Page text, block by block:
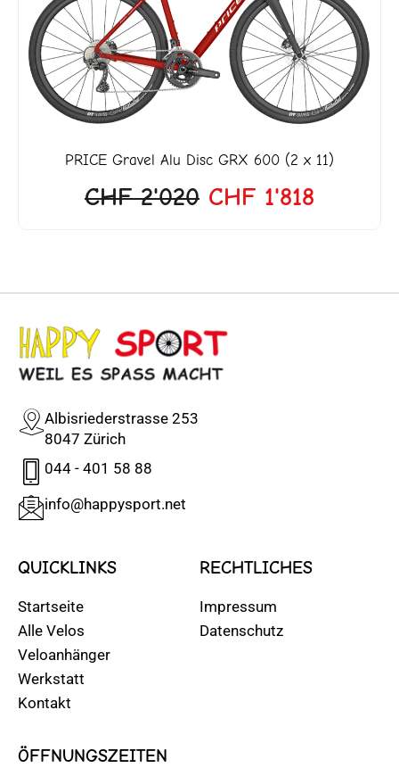
PRICE Gravel Alu Disc GRX 600 (2 x 11)
CHF2'020
CHF 2'020
CHF 1'818
CHF
Albisriederstrasse 253
8047 Zürich
044 - 401 58 88
info@happysport.net
QUICKLINKS
Startseite
Alle Velos
Veloanhänger
Werkstatt
Kontakt
RECHTLICHES
Impressum
Datenschutz
ÖFFNUNGSZEITEN